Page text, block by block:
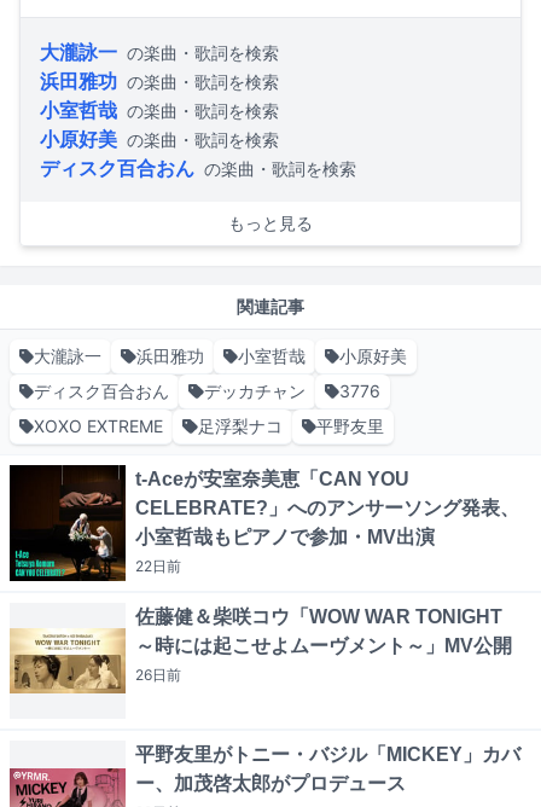
大瀧詠一 の楽曲・歌詞を検索
浜田雅功 の楽曲・歌詞を検索
小室哲哉 の楽曲・歌詞を検索
小原好美 の楽曲・歌詞を検索
ディスク百合おん の楽曲・歌詞を検索
もっと見る
関連記事
大瀧詠一 浜田雅功 小室哲哉
小原好美
ディスク百合おん
デッカチャン
3776
XOXO EXTREME
足浮梨ナコ 平野友里
t-Aceが安室奈美恵「CAN YOU
CELEBRATE?」へのアンサーソング発表、
小室哲哉もピアノで参加・MV出演
22日前
佐藤健＆柴咲コウ「WOW WAR TONIGHT
～時には起こせよムーヴメント～」MV公開
26日前
平野友里がトニー・バジル「MICKEY」カバ
ー、加茂啓太郎がプロデュース